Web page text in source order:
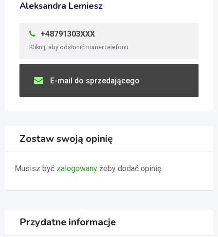
Aleksandra Lemiesz
+48791303XXX
Kliknij, aby odsłonić numer telefonu
E-mail do sprzedającego
Zostaw swoją opinię
Musisz być zalogowany żeby dodać opinię
Przydatne informacje